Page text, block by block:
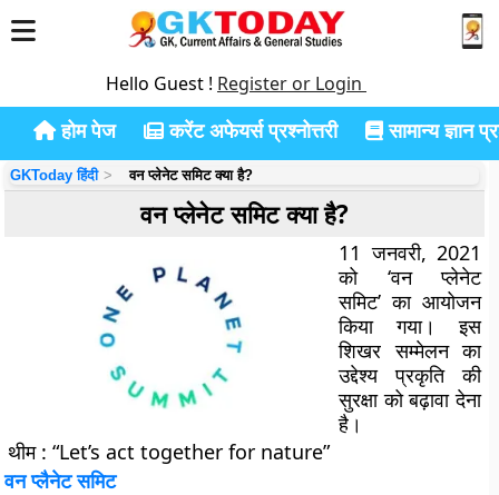
Hello Guest ! Register or Login
होम पेज करेंट अफेयर्स प्रश्नोत्तरी सामान्य ज्ञान
GKToday हिंदी वन प्लेनेट समिट क्या है?
वन प्लेनेट समिट क्या है?
11 जनवरी, 2021
को ‘वन प्लेनेट
समिट’ का आयोजन
किया गया। इस
शिखर सम्मेलन का
उद्देश्य प्रकृति की
सुरक्षा को बढ़ावा देना
है।
थीम: “Let’s act together for nature”
वन प्लैनेट समिट